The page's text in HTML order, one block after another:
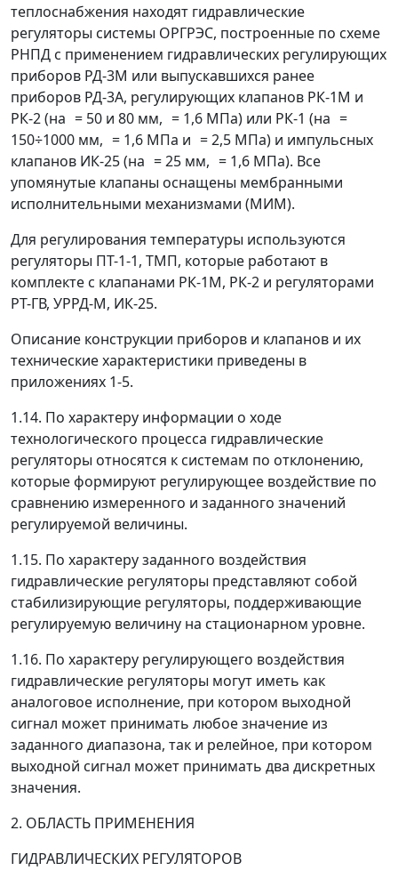
теплоснабжения находят гидравлические
регуляторы системы ОРГРЭС, построенные по схеме
РНПД с применением гидравлических регулирующих
приборов РД-3М или выпускавшихся ранее
приборов РД-3А, регулирующих клапанов РК-1М и
РК-2 (на = 50 и 80 мм, = 1,6 МПа) или РК-1 (на =
150÷1000 мм, = 1,6 МПа и = 2,5 МПа) и импульсных
клапанов ИК-25 (на = 25 мм, = 1,6 МПа). Все
упомянутые клапаны оснащены мембранными
исполнительными механизмами (МИМ).
Для регулирования температуры используются
регуляторы ПТ-1-1, ТМП, которые работают в
комплекте с клапанами РК-1М, РК-2 и регуляторами
РТ-ГВ, УРРД-М, ИК-25.
Описание конструкции приборов и клапанов и их
технические характеристики приведены в
приложениях 1-5.
1.14. По характеру информации о ходе
технологического процесса гидравлические
регуляторы относятся к системам по отклонению,
которые формируют регулирующее воздействие по
сравнению измеренного и заданного значений
регулируемой величины.
1.15. По характеру заданного воздействия
гидравлические регуляторы представляют собой
стабилизирующие регуляторы, поддерживающие
регулируемую величину на стационарном уровне.
1.16. По характеру регулирующего воздействия
гидравлические регуляторы могут иметь как
аналоговое исполнение, при котором выходной
сигнал может принимать любое значение из
заданного диапазона, так и релейное, при котором
выходной сигнал может принимать два дискретных
значения.
2. ОБЛАСТЬ ПРИМЕНЕНИЯ
ГИДРАВЛИЧЕСКИХ РЕГУЛЯТОРОВ